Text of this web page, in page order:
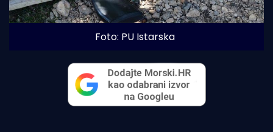
Foto: PU Istarska